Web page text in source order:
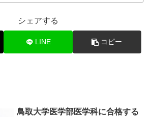
シェアする
LINE コピー
鳥取大学医学部医学科に合格する